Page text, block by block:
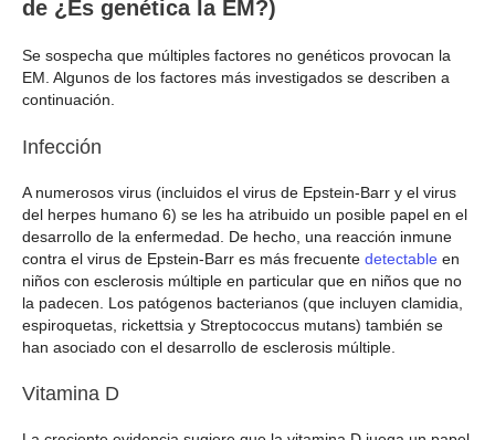
de ¿Es genética la EM?)
Se sospecha que múltiples factores no genéticos provocan la
EM. Algunos de los factores más investigados se describen a
continuación.
Infección
A numerosos virus (incluidos el virus de Epstein-Barr y el virus
del herpes humano 6) se les ha atribuido un posible papel en el
desarrollo de la enfermedad. De hecho, una reacción inmune
contra el virus de Epstein-Barr es más frecuente detectable en
niños con esclerosis múltiple en particular que en niños que no
la padecen. Los patógenos bacterianos (que incluyen clamidia,
espiroquetas, rickettsia y Streptococcus mutans) también se
han asociado con el desarrollo de esclerosis múltiple.
Vitamina D